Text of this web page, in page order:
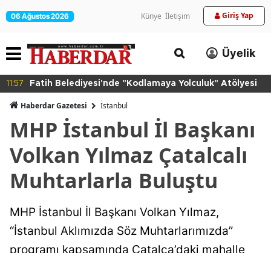
06 Ağustos 2026 Künye İletişim Giriş Yap
Üyelik
11:57 Fatih Belediyesi'nde "Kodlamaya Yolculuk" Atölyesi
Haberdar Gazetesi İ̇stanbul
MHP İstanbul İl Başkanı
Volkan Yılmaz Çatalcalı
Muhtarlarla Buluştu
MHP İstanbul İl Başkanı Volkan Yılmaz,
“İstanbul Aklımızda Söz Muhtarlarımızda”
programı kapsamında Çatalca’daki mahalle